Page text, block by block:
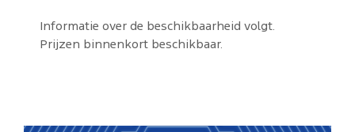
Informatie over de beschikbaarheid volgt.
Prijzen binnenkort beschikbaar.